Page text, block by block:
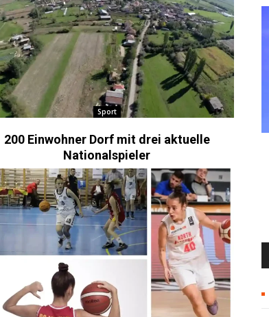
Sport
200 Einwohner Dorf mit drei aktuelle
Nationalspieler